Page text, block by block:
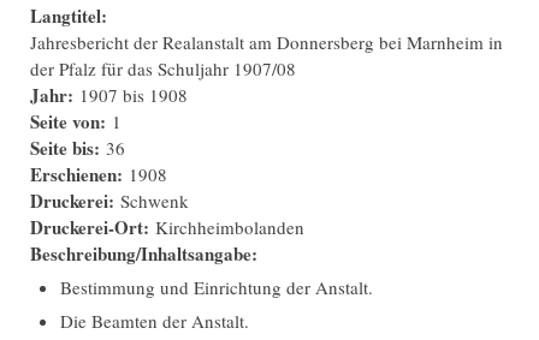
Langtitel:
Jahresbericht der Realanstalt am Donnersberg bei Marnheim in
der Pfalz für das Schuljahr 1907/08
Jahr: 1907 bis 1908
Seite von: 1
Seite bis: 36
Erschienen: 1908
Druckerei: Schwenk
Druckerei-Ort: Kirchheimbolanden
Beschreibung/Inhaltsangabe:
Bestimmung und Einrichtung der Anstalt.
Die Beamten der Anstalt.